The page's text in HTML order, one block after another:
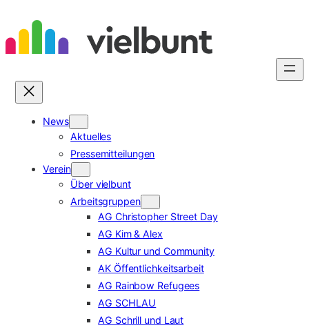
Inhalt
springen
News
Aktuelles
Pressemitteilungen
Verein
Über vielbunt
Arbeitsgruppen
AG Christopher Street Day
AG Kim & Alex
AG Kultur und Community
AK Öffentlichkeitsarbeit
AG Rainbow Refugees
AG SCHLAU
AG Schrill und Laut